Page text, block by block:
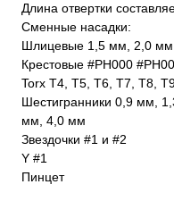
Длина отвертки
Сменные насадки:
Шлицевые 1,5 мм, 2,0
Крестовые #PH000
Torx Т4, Т5, Т6, Т7, Т8,
Шестигранники 0,9 мм,
мм, 4,0 мм
Звездочки #1 и #2
Y #1
Пинцет